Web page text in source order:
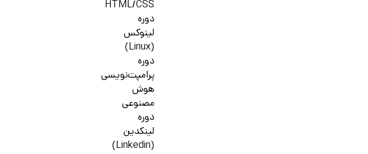
HTML/CSS
دوره
لینوکس
(Linux)
دوره
پرامپت‌نویسی
هوش
مصنوعی
دوره
لینکدین
(Linkedin)